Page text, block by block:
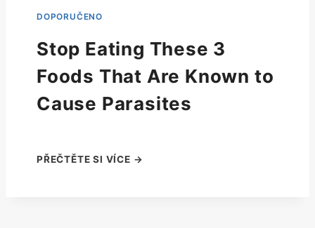
Stop Eating These 3
Foods That Are Known to
Cause Parasites